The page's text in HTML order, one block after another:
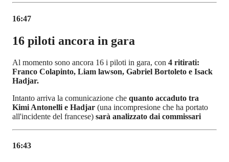
16:47
16 piloti ancora in gara
Al momento sono ancora 16 i piloti in gara, con 4 ritirati:
Franco Colapinto, Liam lawson, Gabriel Bortoleto e Isack
Hadjar.
Intanto arriva la comunicazione che quanto accaduto tra
Kimi Antonelli e Hadjar (una incompresione che ha portato
all'incidente del francese) sarà analizzato dai commissari
16:43